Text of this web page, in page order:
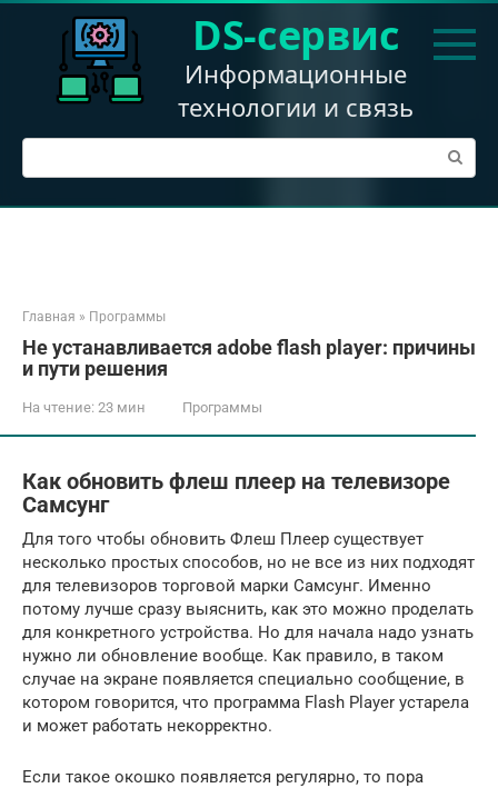
Перейти
DS-сервис
Информационные
технологии и связь
Поиск:
Главная » Программы
Не устанавливается adobe flash player: причины
и пути решения
На чтение: 23 мин Программы
Как обновить флеш плеер на телевизоре
Самсунг
Для того чтобы обновить Флеш Плеер существует
несколько простых способов, но не все из них подходят
для телевизоров торговой марки Самсунг. Именно
потому лучше сразу выяснить, как это можно проделать
для конкретного устройства. Но для начала надо узнать
нужно ли обновление вообще. Как правило, в таком
случае на экране появляется специально сообщение, в
котором говорится, что программа Flash Player устарела
и может работать некорректно.
Если такое окошко появляется регулярно, то пора